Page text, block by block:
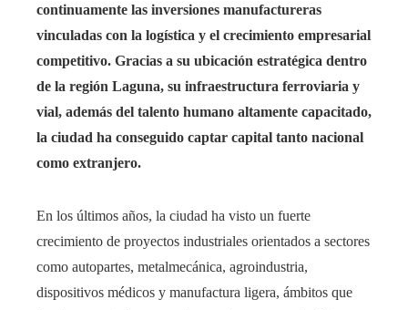
continuamente las inversiones manufactureras
vinculadas con la logística y el crecimiento empresarial
competitivo. Gracias a su ubicación estratégica dentro
de la región Laguna, su infraestructura ferroviaria y
vial, además del talento humano altamente capacitado,
la ciudad ha conseguido captar capital tanto nacional
como extranjero.
En los últimos años, la ciudad ha visto un fuerte
crecimiento de proyectos industriales orientados a sectores
como autopartes, metalmecánica, agroindustria,
dispositivos médicos y manufactura ligera, ámbitos que